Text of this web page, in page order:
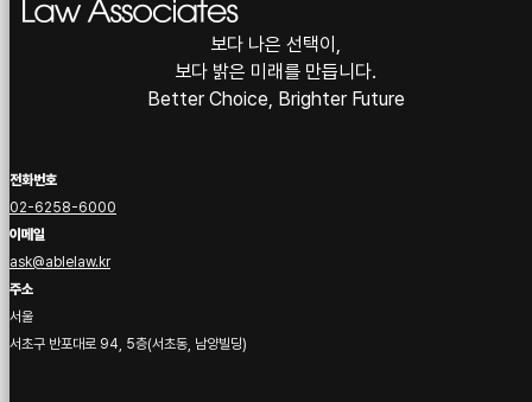
전화번호
02-6258-6000
이메일
ask@ablelaw.kr
주소
서울
서초구 반포대로 94, 5층(서초동, 남양빌딩)
보다 나은 선택이,
보다 밝은 미래를 만듭니다.
Better Choice, Brighter Future